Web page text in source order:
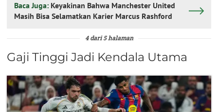
Baca Juga: Keyakinan Bahwa Manchester United
Masih Bisa Selamatkan Karier Marcus Rashford
4 dari 5 halaman
Gaji Tinggi Jadi Kendala Utama